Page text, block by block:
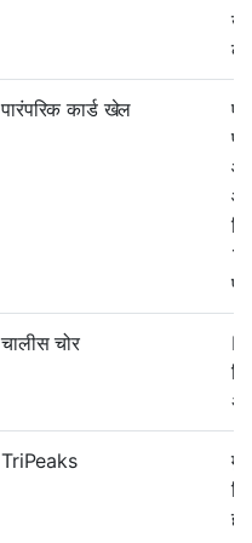
पारंपरिक कार्ड खेल
चालीस चोर
TriPeaks